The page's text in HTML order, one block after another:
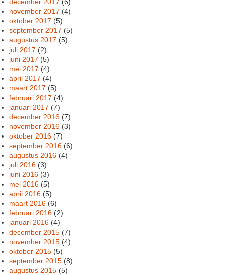
november 2017 (4)
oktober 2017 (5)
september 2017 (5)
augustus 2017 (5)
juli 2017 (2)
juni 2017 (5)
mei 2017 (4)
april 2017 (4)
maart 2017 (5)
februari 2017 (4)
januari 2017 (7)
december 2016 (7)
november 2016 (3)
oktober 2016 (7)
september 2016 (6)
augustus 2016 (4)
juli 2016 (3)
juni 2016 (3)
mei 2016 (5)
april 2016 (5)
maart 2016 (6)
februari 2016 (2)
januari 2016 (4)
december 2015 (7)
november 2015 (4)
oktober 2015 (5)
september 2015 (8)
augustus 2015 (5)